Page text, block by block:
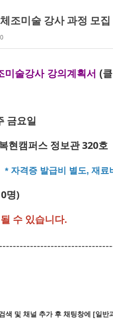
조미술 강사 과정 모집
미술강사 강의계획서 (
금요일
현캠퍼스 정보관 320호
* 자격증 발급비 별도, 재료
명)
수 있습니다.
색 및 채널 추가 후 채팅창에 [일반